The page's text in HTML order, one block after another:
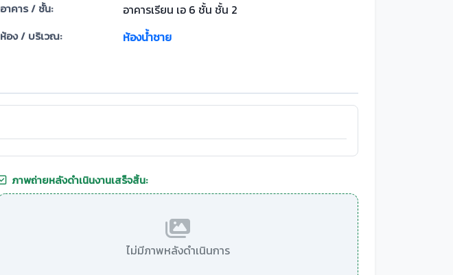
อาคาร / ชั้น: อาคารเรียน เอ 6 ชั้น ชั้น 2
ห้อง / บริเวณ: ห้องน้ำชาย
ภาพถ่ายหลังดำเนินงานเสร็จสิ้น:
ไม่มีภาพหลังดำเนินการ